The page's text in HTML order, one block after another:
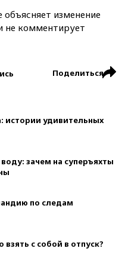
изменение
не комментирует
Поделиться
истории удивительных
зачем на суперъяхты
по следам
с собой в отпуск?